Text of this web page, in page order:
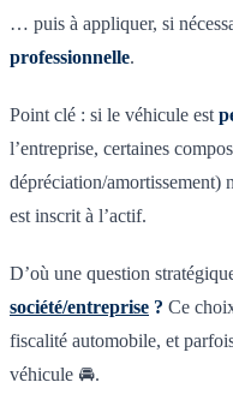
… puis à appliquer, si
professionnelle.
Point clé : si le véhicule est
l’entreprise, certaines
dépréciation/amortissement)
est inscrit à l’actif.
D’où une question
société/entreprise ? Ce
fiscalité automobile, et
véhicule 🚘.